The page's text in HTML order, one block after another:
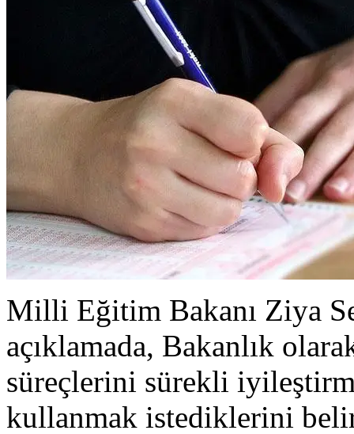
Milli Eğitim Bakanı Ziya
açıklamada, Bakanlık
süreçlerini sürekli
kullanmak istediklerini